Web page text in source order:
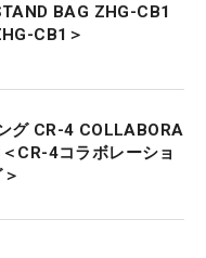
BAG ZHG-CB1
CB1＞
グ CR-4 COLLABORA
CR-4コラボレーショ